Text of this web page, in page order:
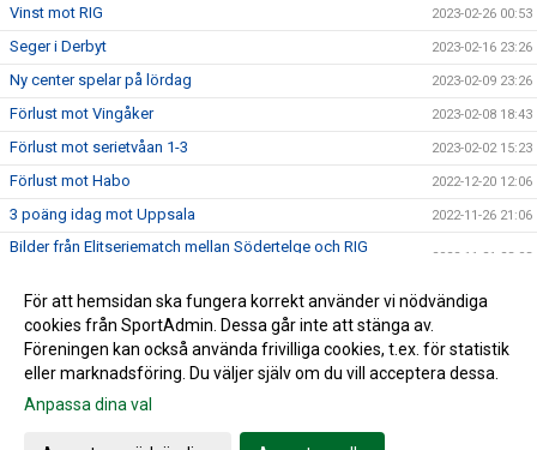
Vinst mot RIG 2023-02-26 00:53
Seger i Derbyt 2023-02-16 23:26
Ny center spelar på lördag 2023-02-09 23:26
Förlust mot Vingåker 2023-02-08 18:43
Förlust mot serietvåan 1-3 2023-02-02 15:23
Förlust mot Habo 2022-12-20 12:06
3 poäng idag mot Uppsala 2022-11-26 21:06
Bilder från Elitseriematch mellan Södertelge och RIG
2022-11-21 23:03
Seger mot RIG Falköping med 3-1 2022-11-21 22:40
Första vinsten! 2022-10-10 23:19
Gå till Webbversion
För att hemsidan ska fungera korrekt använder vi nödvändiga
cookies från SportAdmin. Dessa går inte att stänga av.
Föreningen kan också använda frivilliga cookies, t.ex. för statistik
eller marknadsföring. Du väljer själv om du vill acceptera dessa.
Anpassa dina val